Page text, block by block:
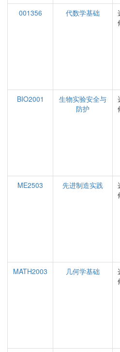
001356
代数学基础
BIO2001
生物实验安全与
防护
ME2503
先进制造实践
MATH2003
几何学基础